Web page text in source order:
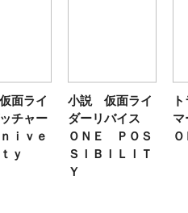
面ライ
チャー
ｉｖｅ
ｙ
小説 仮面ライ
ダーリバイス
ＯＮＥ ＰＯＳ
ＳＩＢＩＬＩＴ
Ｙ